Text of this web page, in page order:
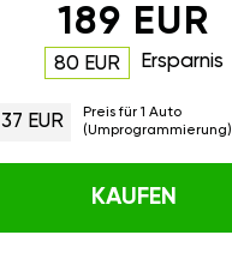
189 EUR
80 EUR Ersparnis
37 EUR
Preis für 1 Auto
(Umprogrammierung)
KAUFEN